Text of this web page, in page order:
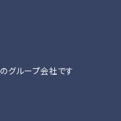
のグループ会社です